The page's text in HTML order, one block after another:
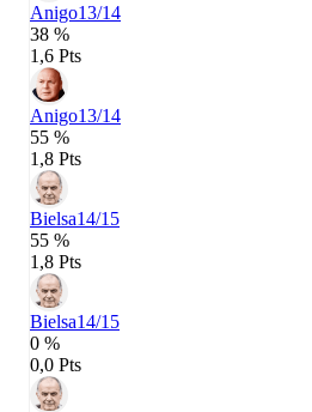
Anigo13/14
38 %
1,6 Pts
Anigo13/14
55 %
1,8 Pts
Bielsa14/15
55 %
1,8 Pts
Bielsa14/15
0 %
0,0 Pts